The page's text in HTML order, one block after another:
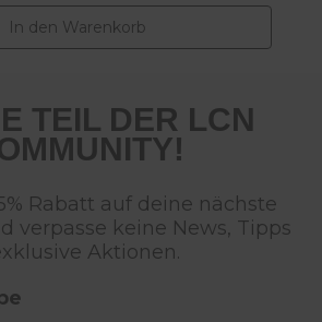
In den Warenkorb
TEIL DER LCN
Rabatt auf deine nächste
verpasse keine News, Tipps
Aktionen.